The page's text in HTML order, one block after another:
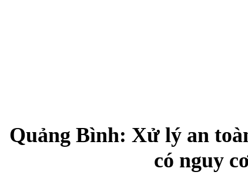
Quảng Bình: Xử lý an
có nguy